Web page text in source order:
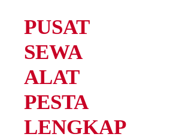
PUSAT
SEWA
ALAT
PESTA
LENGKAP